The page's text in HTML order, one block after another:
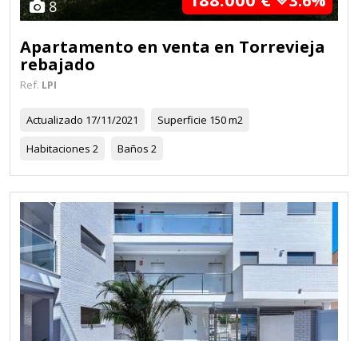
8
Apartamento en venta en Torrevieja
rebajado
Ref. LPI
Actualizado 17/11/2021 Superficie 150 m2
Habitaciones 2 Baños 2